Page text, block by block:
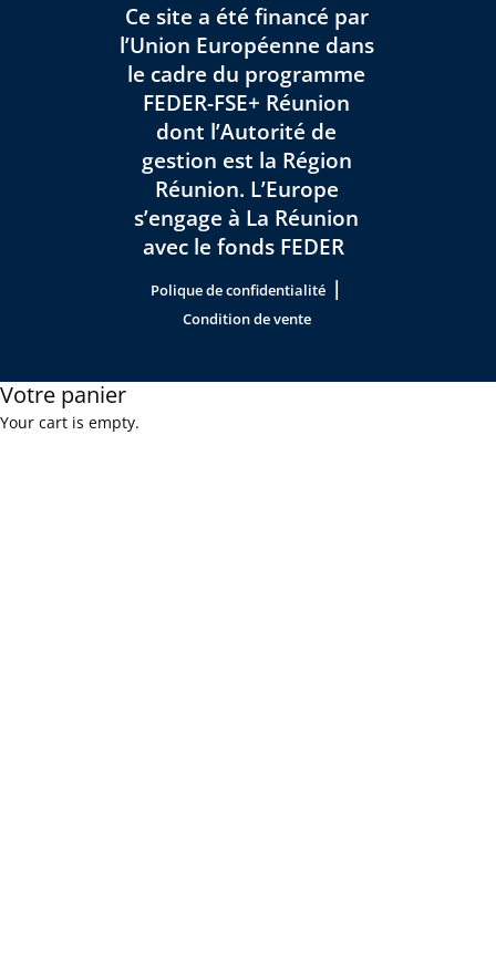
Ce site a été financé par
l’Union Européenne dans
le cadre du programme
FEDER-FSE+ Réunion
dont l’Autorité de
gestion est la Région
Réunion. L’Europe
s’engage à La Réunion
avec le fonds FEDER
Polique de confidentialité |
Condition de vente
Votre panier
Your cart is empty.